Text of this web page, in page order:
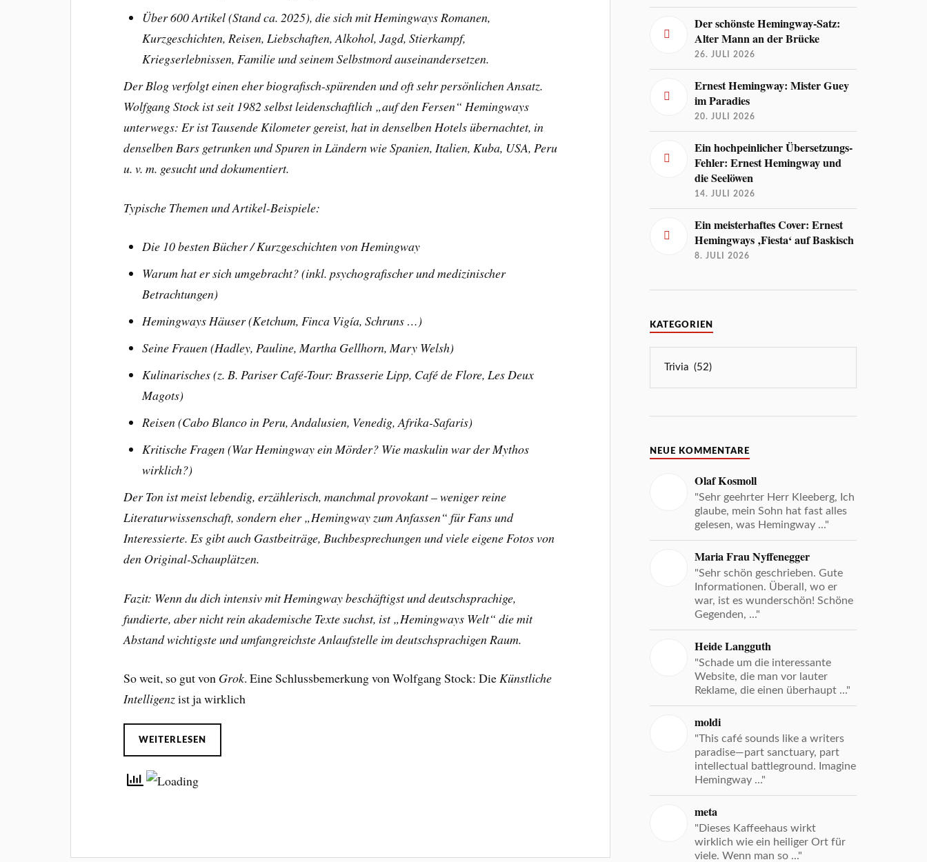
Über 600 Artikel (Stand ca. 2025), die sich mit Hemingways Romanen,
Kurzgeschichten, Reisen, Liebschaften, Alkohol, Jagd, Stierkampf,
Kriegserlebnissen, Familie und seinem Selbstmord auseinandersetzen.
Der Blog verfolgt einen eher biografisch-spürenden und oft sehr persönlichen Ansatz.
Wolfgang Stock ist seit 1982 selbst leidenschaftlich „auf den Fersen“ Hemingways
unterwegs: Er ist Tausende Kilometer gereist, hat in denselben Hotels übernachtet, in
denselben Bars getrunken und Spuren in Ländern wie Spanien, Italien, Kuba, USA, Peru
u. v. m. gesucht und dokumentiert.
Typische Themen und Artikel-Beispiele:
Die 10 besten Bücher /Kurzgeschichten von Hemingway
Warum hat er sich umgebracht? (inkl. psychografischer und medizinischer
Betrachtungen)
Hemingways Häuser (Ketchum, Finca Vigía, Schruns …)
Seine Frauen (Hadley, Pauline, Martha Gellhorn, Mary Welsh)
Kulinarisches (z. B. Pariser Café-Tour: Brasserie Lipp, Café de Flore, Les Deux
Magots)
Reisen (Cabo Blanco in Peru, Andalusien, Venedig, Afrika-Safaris)
Kritische Fragen (War Hemingway ein Mörder? Wie maskulin war der Mythos
wirklich?)
Der Ton ist meist lebendig, erzählerisch, manchmal provokant – weniger reine
Literaturwissenschaft, sondern eher „Hemingway zum Anfassen“ für Fans und
Interessierte. Es gibt auch Gastbeiträge, Buchbesprechungen und viele eigene Fotos von
den Original-Schauplätzen.
Fazit: Wenn du dich intensiv mit Hemingway beschäftigst und deutschsprachige,
fundierte, aber nicht rein akademische Texte suchst, ist „Hemingways Welt“ die mit
Abstand wichtigste und umfangreichste Anlaufstelle im deutschsprachigen Raum.
So weit, so gut von Grok. Eine Schlussbemerkung von Wolfgang Stock: DieKünstliche
Intelligenzist ja wirklich
WEITERLESEN
Der schönste Hemingway-Satz:
Alter Mann an der Brücke
26. JULI 2026
Ernest Hemingway: Mister Guey
im Paradies
20. JULI 2026
Ein hochpeinlicher Übersetzungs-
Fehler: Ernest Hemingway und
die Seelöwen
14. JULI 2026
Ein meisterhaftes Cover: Ernest
Hemingways ‚Fiesta‘ auf Baskisch
8. JULI 2026
KATEGORIEN
NEUE KOMMENTARE
Olaf Kosmoll
"Sehr geehrter Herr Kleeberg, Ich
glaube, mein Sohn hat fast alles
gelesen, was Hemingway ..."
Maria Frau Nyffenegger
"Sehr schön geschrieben. Gute
Informationen. Überall, wo er
war, ist es wunderschön! Schöne
Gegenden, ..."
Heide Langguth
"Schade um die interessante
Website, die man vor lauter
Reklame, die einen überhaupt ..."
moldi
"This café sounds like a writers
paradise—part sanctuary, part
intellectual battleground. Imagine
Hemingway ..."
meta
"Dieses Kaffeehaus wirkt
wirklich wie ein heiliger Ort für
viele. Wenn man so ..."